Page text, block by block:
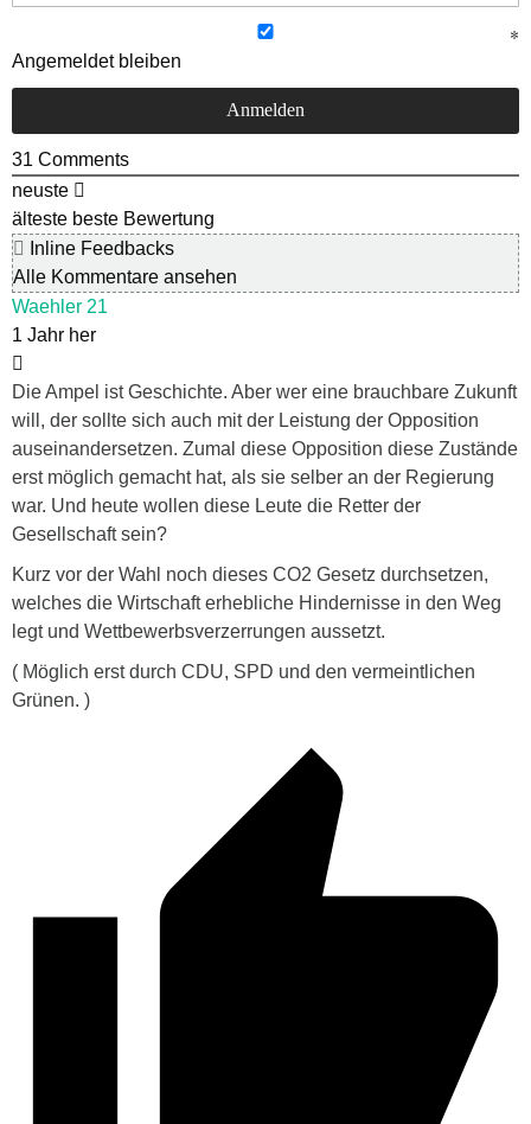
Angemeldet bleiben
31 Comments
neuste
älteste beste Bewertung
Inline Feedbacks
Alle Kommentare ansehen
Waehler 21
1 Jahr her
Die Ampel ist Geschichte. Aber wer eine brauchbare Zukunft
will, der sollte sich auch mit der Leistung der Opposition
auseinandersetzen. Zumal diese Opposition diese Zustände
erst möglich gemacht hat, als sie selber an der Regierung
war. Und heute wollen diese Leute die Retter der
Gesellschaft sein?
Kurz vor der Wahl noch dieses CO2 Gesetz durchsetzen,
welches die Wirtschaft erhebliche Hindernisse in den Weg
legt und Wettbewerbsverzerrungen aussetzt.
( Möglich erst durch CDU, SPD und den vermeintlichen
Grünen. )